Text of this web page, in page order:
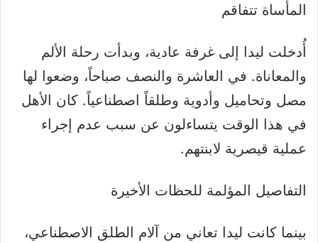
المأساة تتفاقم
أُدخلت ليدا إلى غرفة عادية، وبدأت رحلة الألم
والمعاناة. في العاشرة والنصف صباحاً، وضعوا لها
مصل وتحاميل وأدوية وطلقاً اصطناعياً. كان الأهل
في هذا الوقت يتساءلون عن سبب عدم إجراء
عملية قيصرية لابنتهم.
التفاصيل المؤلمة للحظات الأخيرة
بينما كانت ليدا تعاني من آلام الطلق الاصطناعي،